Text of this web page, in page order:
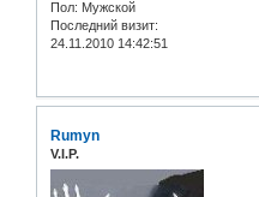
Пол: Мужской
Последний визит:
24.11.2010 14:42:51
Rumyn
V.I.P.